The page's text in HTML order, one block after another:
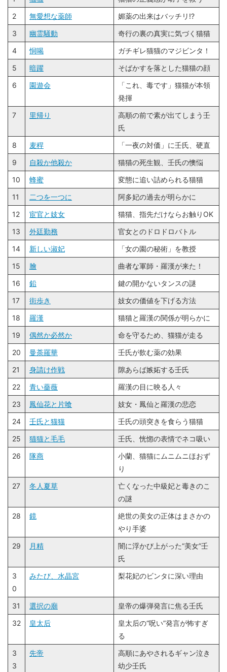
2
無愛想な薬師
媚薬の出来はバッチリ!?
3
幽霊騒動
奇行の裏の真実に気づく猫猫
4
恫喝
ガチギレ猫猫のマジビンタ！
5
暗躍
そばかすを落とした猫猫の顔
6
園遊会
「これ、毒です」猫猫が本領
発揮
7
里帰り
高順の前で素が出てしまう壬
氏
8
麦稈
「一夜の対価」に壬氏、硬直
9
自殺か他殺か
猫猫の死生観、壬氏の懊悩
10
蜂蜜
変態に追い詰められる猫猫
11
二つを一つに
阿多妃の過去が明らかに
12
宦官と妓女
猫猫、指先だけならお触りOK
13
外廷勤務
官女とのドロドロバトル
14
新しい淑妃
「女の園の秘術」を教授
15
膾
曲者な軍師・羅漢が来た！
16
鉛
鍵の開かないタンスの謎
17
街歩き
妓女の価値を下げる方法
18
羅漢
猫猫と羅漢の関係が明らかに
19
偶然か必然か
命を守るため、猫猫が走る
20
曼荼羅華
壬氏が飲む薬の効果
21
身請け作戦
隙あらば嫉妬する壬氏
22
青い薔薇
羅漢の目に映る人々
23
鳳仙花と片喰
妓女・鳳仙と羅漢の悲恋
24
壬氏と猫猫
壬氏の頭突きを食らう猫猫
25
猫猫と毛毛
壬氏、恍惚の表情でネコ吸い
26
隊商
小蘭、猫猫にムニムニほおず
り
27
冬人夏草
亡くなった中級妃と毒きのこ
の謎
28
鏡
絶世の美女の正体はまさかの
やり手婆
29
月精
闇に浮かび上がった“美女”壬
氏
3
0
みたび、水晶宮 梨花妃のビンタに深い理由
31 選択の廟
皇帝の爆弾発言に焦る壬氏
32
皇太后
皇太后の“呪い”発言が怖すぎ
る
3
3
先帝
高順にあやされるギャン泣き
幼少壬氏